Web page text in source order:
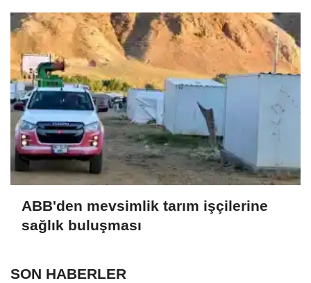
ABB'den mevsimlik tarım işçilerine
sağlık buluşması
SON HABERLER